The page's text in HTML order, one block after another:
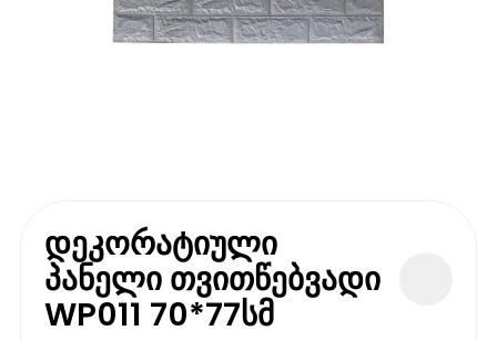
დეკორატიული
პანელი თვითწებვადი
WP011 70*77სმ